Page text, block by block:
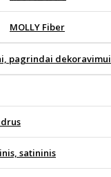
MOLLY Fiber
pagrindai dekoravimui
satininis